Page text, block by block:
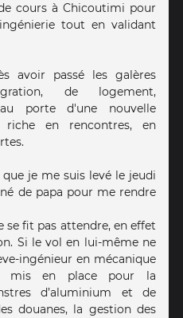
cours à Chicoutimi pour
tout en validant
avoir passé les galères
de logement,
porte d'une nouvelle
riche en rencontres, en
je me suis levé le jeudi
de papa pour me rendre
se fit pas attendre, en effet
Si le vol en lui-même ne
ingénieur en mécanique
mis en place pour la
d’aluminium et de
douanes, la gestion des